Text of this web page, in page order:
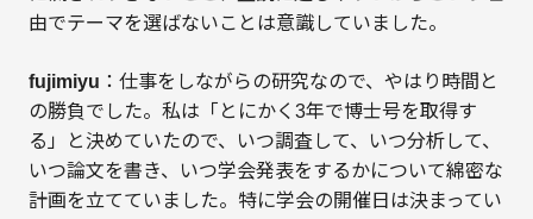
由でテーマを選ばないことは意識していました。
fujimiyu ：仕事をしながらの研究なので、やはり時間と
の勝負でした。私は「とにかく3年で博士号を取得す
る」と決めていたので、いつ調査して、いつ分析して、
いつ論文を書き、いつ学会発表をするかについて綿密な
計画を立てていました。特に学会の開催日は決まってい